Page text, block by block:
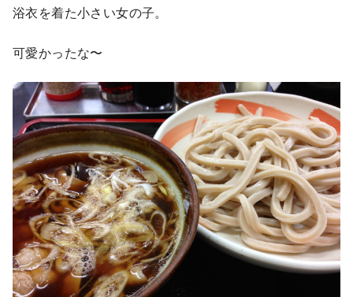
浴衣を着た小さい女の子。
可愛かったな〜